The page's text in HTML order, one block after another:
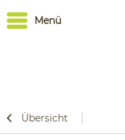
Menü
Übersicht